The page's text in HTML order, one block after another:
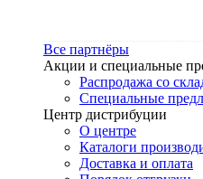
Все партнёры
Акции и специальные
Распродажа со
Специальные
Центр дистрибуции
О центре
Каталоги
Доставка и оплата